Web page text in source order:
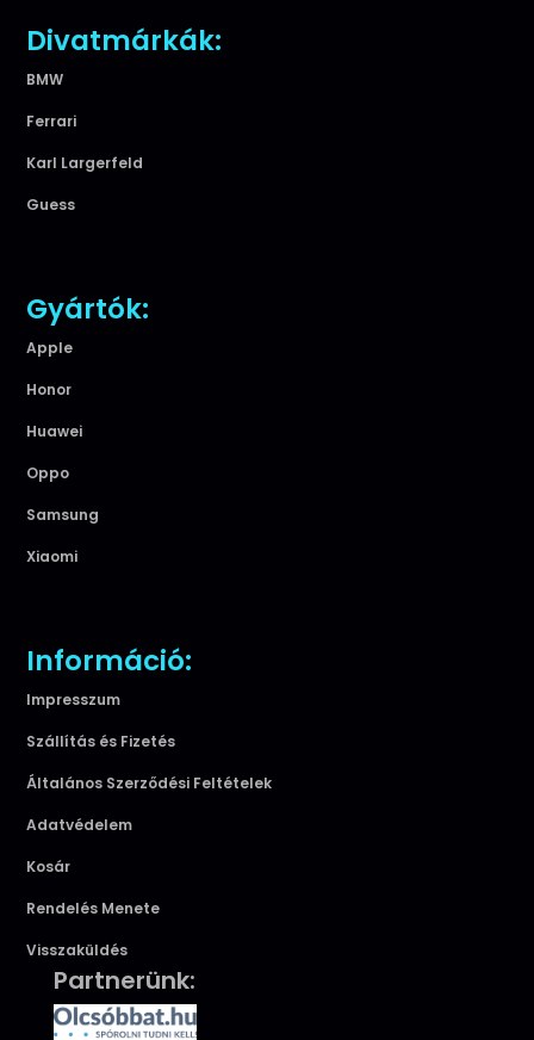
Divatmárkák:
BMW
Ferrari
Karl Largerfeld
Guess
Gyártók:
Apple
Honor
Huawei
Oppo
Samsung
Xiaomi
Információ:
Impresszum
Szállítás és Fizetés
Általános Szerződési Feltételek
Adatvédelem
Kosár
Rendelés Menete
Visszaküldés
Partnerünk: